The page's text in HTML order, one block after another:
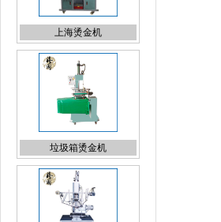
垃圾箱烫金机
U形热转印机